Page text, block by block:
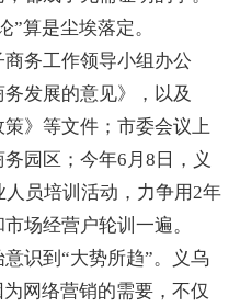
算是尘埃落定。
务工作领导小组办公
发展的意见》，以及
策》等文件；市委会议上
园区；今年6月8日，义
员培训活动，力争用2年
场经营户轮训一遍。
识到“大势所趋”。义乌
网络营销的需要，不仅